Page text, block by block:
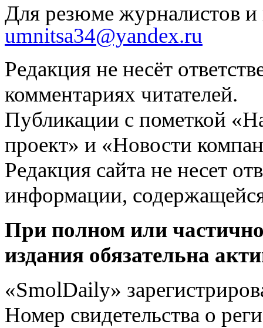
Для резюме журналистов и
umnitsa34@yandex.ru
Редакция не несёт
комментариях читателей.
Публикации с пометкой
проект» и «Новости
Редакция сайта не несет
информации,
При полном или
издания обязательна
«SmolDaily»
Номер свидетельства о